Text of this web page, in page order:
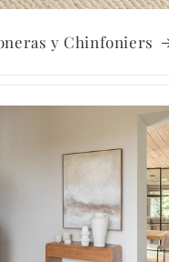
y Chinfoniers